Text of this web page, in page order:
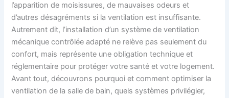
l’apparition de moisissures, de mauvaises odeurs et
d’autres désagréments si la ventilation est insuffisante.
Autrement dit, l’installation d’un système de ventilation
mécanique contrôlée adapté ne relève pas seulement du
confort, mais représente une obligation technique et
réglementaire pour protéger votre santé et votre logement.
Avant tout, découvrons pourquoi et comment optimiser la
ventilation de la salle de bain, quels systèmes privilégier,